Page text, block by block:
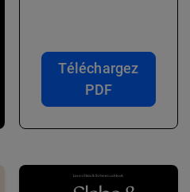
Téléchargez
PDF